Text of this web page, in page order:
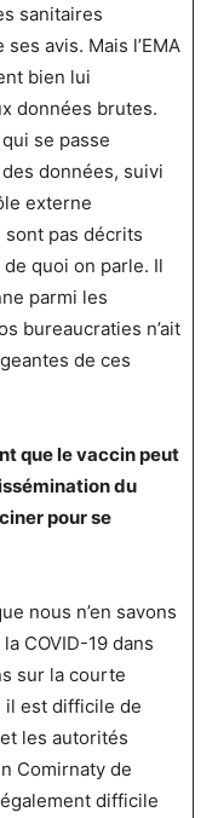
sanitaires
avis. Mais l’EMA
bien lui
données brutes.
se passe
données, suivi
externe
sont pas décrits
quoi on parle. Il
parmi les
bureaucraties n’ait
de ces
que le vaccin peut
du
pour se
nous n’en savons
COVID-19 dans
sur la courte
il est difficile de
les autorités
Comirnaty de
difficile